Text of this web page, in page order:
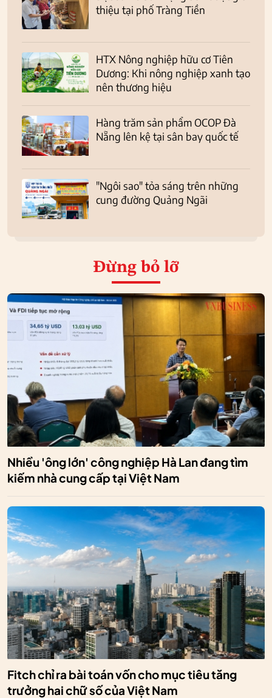
thiệu tại phố Tràng Tiền
HTX Nông nghiệp hữu cơ Tiên
Dương: Khi nông nghiệp xanh tạo
nên thương hiệu
Hàng trăm sản phẩm OCOP Đà
Nẵng lên kệ tại sân bay quốc tế
"Ngôi sao" tỏa sáng trên những
cung đường Quảng Ngãi
Đừng bỏ lỡ
Nhiều 'ông lớn' công nghiệp Hà Lan đang tìm
kiếm nhà cung cấp tại Việt Nam
Fitch chỉ ra bài toán vốn cho mục tiêu tăng
trưởng hai chữ số của Việt Nam